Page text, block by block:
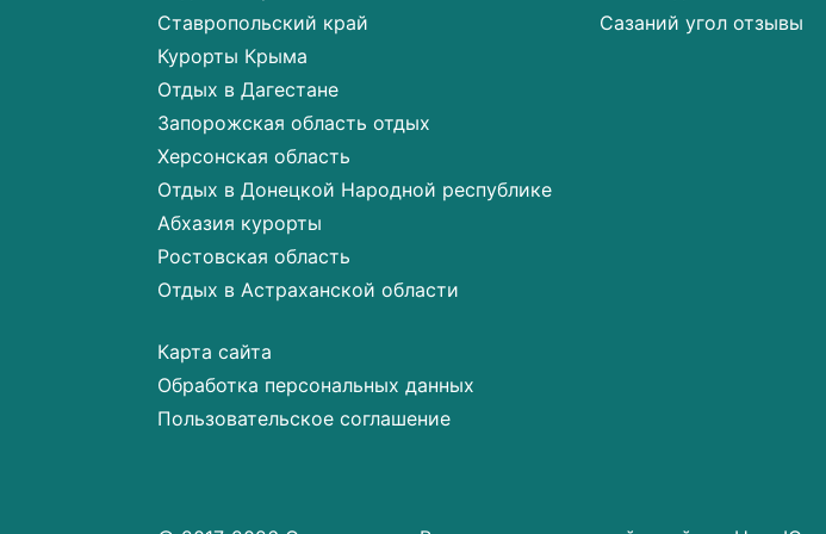
Ставропольский край
Курорты Крыма
Отдых в Дагестане
Запорожская область отдых
Херсонская область
Отдых в Донецкой Народной республике
Абхазия курорты
Ростовская область
Отдых в Астраханской области
Карта сайта
Обработка персональных данных
Пользовательское соглашение
Сазаний угол отзывы